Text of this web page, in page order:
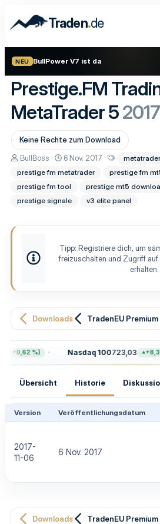
Traden.de
NEU BullPower V7 ist da
Prestige.FM
MetaTrader 5
Keine Rechte zum Download
A
t
o
BullBoss
D
t
u
E
l
6 Nov. 2017
h
l
g
e
prestige fm metatrader
prestige fm
prestige fm tool
prestige mt5
prestige signale
v3 elite panel
Tipp: Registriere dich, um
freizuschalten und Zugriff auf
erhalten.
Downloads TradenEU Premium
(+0,62 %) Nasdaq 100723,03
Übersicht Historie
Version Veröffentlichungsdatum
2017-
11-06
6 Nov. 2017
Downloads TradenEU Premium